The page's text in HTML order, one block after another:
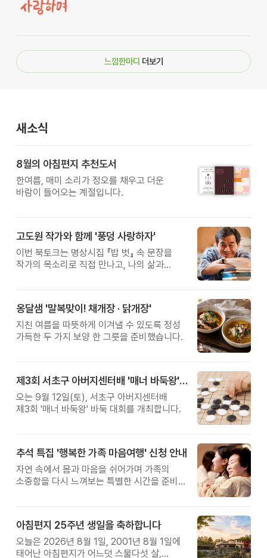
느낌한마디 더보기
새소식
8월의 아침편지 추천도서
한여름, 매미 소리가 정오를 채우고 더운
바람이 들어오는 계절입니다.
고도원 작가와 함께 '풍덩 사랑하자'
이번 북토크는 명상시집 『밥 벗』 속 문장을
작가의 목소리로 직접 만나고, 나의 삶과
옹달샘 '말복맞이! 채개장 · 닭개장'
지친 여름을 따뜻하게 이겨낼 수 있도록 정성
가득한 두 가지 보양 한 그릇을 준비했습니다.
제3회 서초구 아버지센터배 '매너 바둑왕' 대회
오는 9월 12일(토), 서초구 아버지센터배
제3회 '매너 바둑왕' 바둑 대회를 개최합니다.
추석 특집 '행복한 가족 마음여행' 신청 안내
자연 속에서 몸과 마음을 쉬어가며 가족의
소중함을 다시 느껴보는 특별한 시간을 준비해
아침편지 25주년 생일을 축하합니다
오늘은 2026년 8월 1일, 2001년 8월 1일에
태어난 아침편지가 어느덧 스물다섯 살,